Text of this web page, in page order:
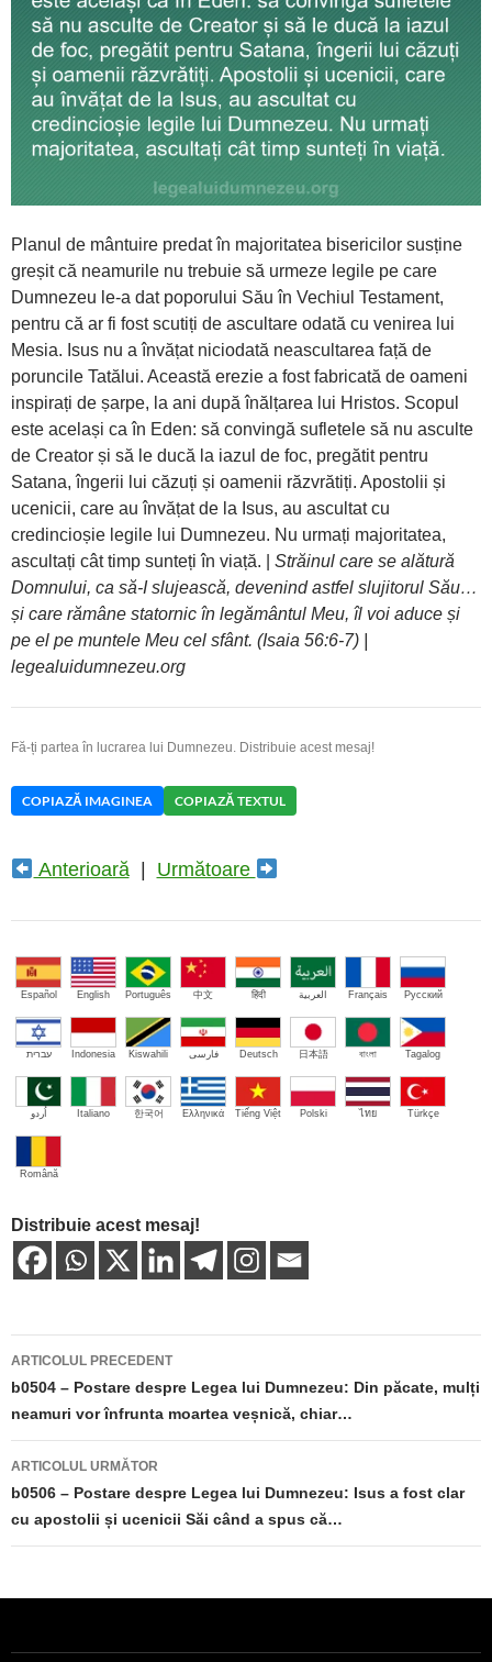
Planul de mântuire predat în majoritatea bisericilor susține
greșit că neamurile nu trebuie să urmeze legile pe care
Dumnezeu le-a dat poporului Său în Vechiul Testament,
pentru că ar fi fost scutiți de ascultare odată cu venirea lui
Mesia. Isus nu a învățat niciodată neascultarea față de
poruncile Tatălui. Această erezie a fost fabricată de oameni
inspirați de șarpe, la ani după înălțarea lui Hristos. Scopul
este același ca în Eden: să convingă sufletele să nu asculte
de Creator și să le ducă la iazul de foc, pregătit pentru
Satana, îngerii lui căzuți și oamenii răzvrătiți. Apostolii și
ucenicii, care au învățat de la Isus, au ascultat cu
credincioșie legile lui Dumnezeu. Nu urmați majoritatea,
ascultați cât timp sunteți în viață. | Străinul care se alătură
Domnului, ca să-I slujească, devenind astfel slujitorul Său…
și care rămâne statornic în legământul Meu, îl voi aduce și
pe el pe muntele Meu cel sfânt. (Isaia 56:6-7) |
legealuidumnezeu.org
Fă-ți partea în lucrarea lui Dumnezeu. Distribuie acest mesaj!
COPIAZĂ IMAGINEA COPIAZĂ TEXTUL
Anterioară| Următoare
Español English Português 中文 हिंदी العربية Français Русский
עברית Indonesia Kiswahili فارسی Deutsch 日本語 বাংলা Tagalog
اُردو Italiano 한국어 Ελληνικά Tiếng Việt Polski ไทย Türkçe
Română
Distribuie acest mesaj!
Navigare
în
articole
ARTICOLUL PRECEDENT
b0504 – Postare despre Legea lui Dumnezeu: Din păcate, mulți
neamuri vor înfrunta moartea veșnică, chiar…
ARTICOLUL URMĂTOR
b0506 – Postare despre Legea lui Dumnezeu: Isus a fost clar
cu apostolii și ucenicii Săi când a spus că…